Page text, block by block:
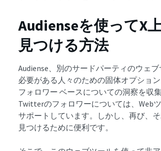
Audienseを使ってX
見つける方法
Audiense、別のサードパーティのウェ
必要がある人々のための固体オプショ
フォロワー ベースについての洞察を収
Twitterのフォロワーについては、Web
サポートしています。しかし、再び、
見つけるために便利です。